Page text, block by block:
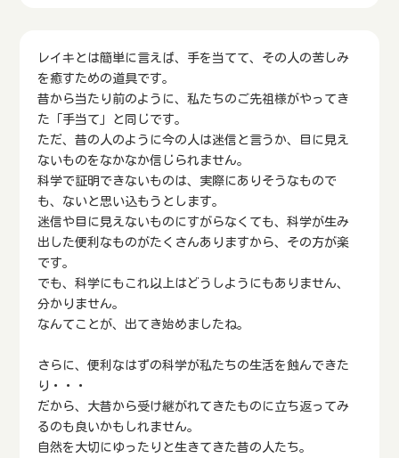
レイキとは簡単に言えば、手を当てて、その人の苦しみ
を癒すための道具です。
昔から当たり前のように、私たちのご先祖様がやってき
た「手当て」と同じです。
ただ、昔の人のように今の人は迷信と言うか、目に見え
ないものをなかなか信じられません。
科学で証明できないものは、実際にありそうなもので
も、ないと思い込もうとします。
迷信や目に見えないものにすがらなくても、科学が生み
出した便利なものがたくさんありますから、その方が楽
です。
でも、科学にもこれ以上はどうしようにもありません、
分かりません。
なんてことが、出てき始めましたね。
さらに、便利なはずの科学が私たちの生活を蝕んできた
り・・・
だから、大昔から受け継がれてきたものに立ち返ってみ
るのも良いかもしれません。
自然を大切にゆったりと生きてきた昔の人たち。